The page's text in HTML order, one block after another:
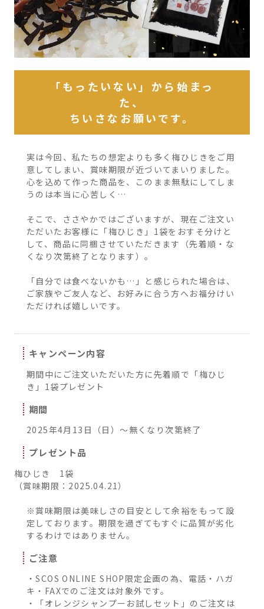
「もったいない」から始まっ
た、
ちいさなお願いです。
実は今回、私たちの想定よりも多く梅ひじきをご用
意してしまい、賞味期限が近づいてまいりました。
心を込めて作った商品を、このまま無駄にしてしま
うのは本当に心苦しく…
そこで、ささやかではございますが、現在ご注文い
ただいたお客様に「梅ひじき」1袋をおすそ分けと
して、商品に同梱させていただきます（先着順・な
くなり次第終了となります）。
「自分では食べないかも…」と感じられた場合は、
ご家族やご友人など、お好みに合う方へお福分けい
ただければ嬉しいです。
キャンペーン内容
期間中にご注文いただいた方に先着順で「梅ひじ
き」1袋プレゼント
期間
2025年4月13日（日）～無くなり次第終了
プレゼント品
梅ひじき 1袋
（賞味期限：2025.04.21）
※賞味期限は美味しさの目安として余裕をもって設
定しております。期限を過ぎてもすぐに品質が劣化
するわけではありません。
ご注意
・SCOS ONLINE SHOP限定企画の為、電話・ハガ
キ・FAXでのご注文は対象外です。
・「オレンジシャンプーお試しセット」のご注文は